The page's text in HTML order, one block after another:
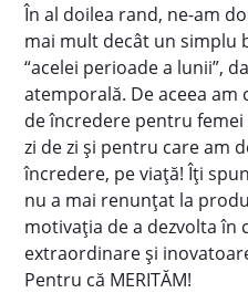
În al doilea rand, ne-am
mai mult decât un simplu
“acelei perioade a lunii”,
atemporală. De aceea
de încredere pentru
zi de zi și pentru care am
încredere, pe viață! Îți
nu a mai renunțat la
motivația de a dezvolta
extraordinare și
Pentru că MERITĂM!